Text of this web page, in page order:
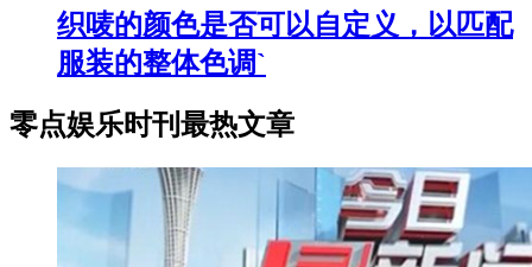
织唛的颜色是否可以自定义，以匹配
服装的整体色调`
零点娱乐时刊最热文章